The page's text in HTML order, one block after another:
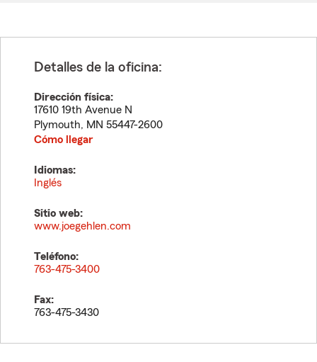
Detalles de la oficina:
Dirección física:
17610 19th Avenue N
Plymouth, MN 55447-2600
Cómo llegar
Idiomas:
Inglés
Sitio web:
www.joegehlen.com
Teléfono:
763-475-3400
Fax:
763-475-3430